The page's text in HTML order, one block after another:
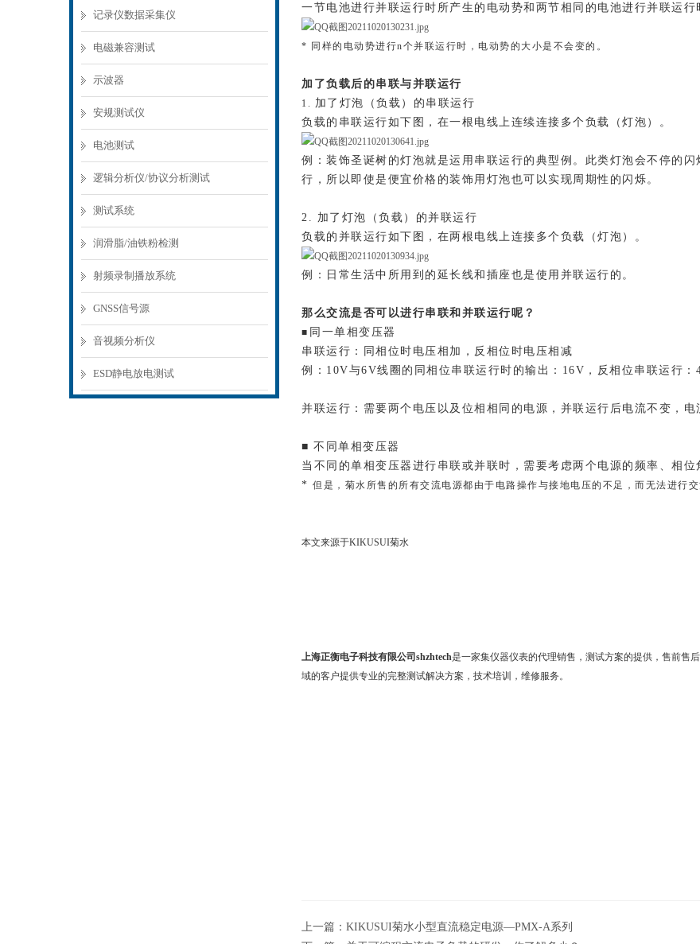
记录仪数据采集仪
电磁兼容测试
示波器
安规测试仪
电池测试
逻辑分析仪/协议分析测试
测试系统
润滑脂/油铁粉检测
射频录制播放系统
GNSS信号源
音视频分析仪
ESD静电放电测试
一节电池进行并联运行时所产生的电动势和两节相同的电池进行并联运行
* 同样的电动势进行n个并联运行时，电动势的大小是不会变的。
加了负载后的串联与并联运行
1. 加了灯泡（负载）的串联运行
负载的串联运行如下图，在一根电线上连续连接多个负载（灯泡）。
例：装饰圣诞树的灯泡就是运用串联运行的典型例。此类灯泡会不停的
行，所以即使是便宜价格的装饰用灯泡也可以实现周期性的闪烁。
2. 加了灯泡（负载）的并联运行
负载的并联运行如下图，在两根电线上连接多个负载（灯泡）。
例：日常生活中所用到的延长线和插座也是使用并联运行的。
那么交流是否可以进行串联和并联运行呢？
■ 同一单相变压器
串联运行：同相位时电压相加，反相位时电压相减
例：10V与6V线圈的同相位串联运行时的输出：16V，反相位串联运行：
并联运行：需要两个电压以及位相相同的电源，并联运行后电流不变，电
■ 不同单相变压器
当不同的单相变压器进行串联或并联时，需要考虑两个电源的频率、相位
* 但是，菊水所售的所有交流电源都由于电路操作与接地电压的不足，而无法进行交
本文来源于KIKUSUI菊水
上海正衡电子科技有限公司shzhtech是一家集仪器仪表的代理销售，测试方案的提供，售前售
域的客户提供专业的完整测试解决方案，技术培训，维修服务。
上一篇： KIKUSUI菊水小型直流稳定电源—PMX-A系列